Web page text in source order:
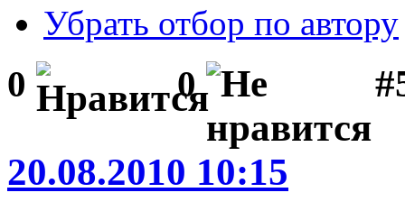
Убрать отбор по автору
0 0
20.08.2010 10:15